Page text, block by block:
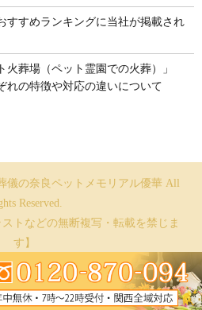
すすめランキングに当社が掲載され
火葬場（ペット霊園での火葬）」
れの特徴や対応の違いについて
儀の奈良ペットメモリアル優華 All
Reserved.
トなどの無断複写・転載を禁じま
す】